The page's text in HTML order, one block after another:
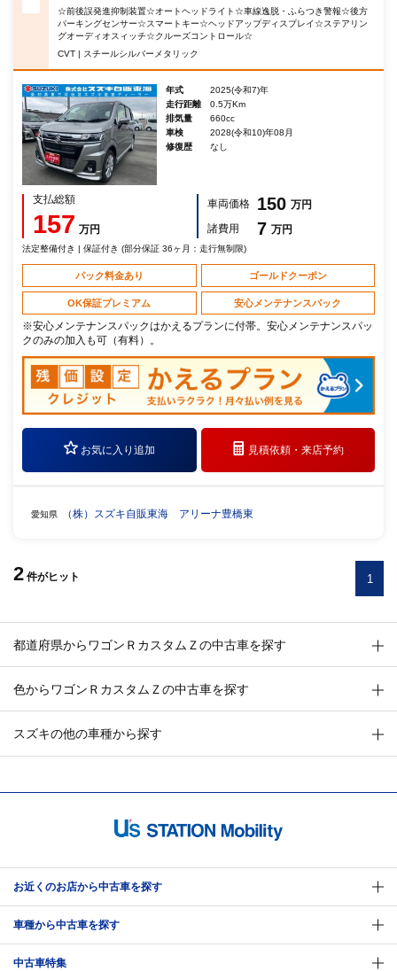
☆前後誤発進抑制装置☆オートヘッドライト☆車線逸脱・ふらつき警報☆後方
パーキングセンサー☆スマートキー☆ヘッドアップディスプレイ☆ステアリン
グオーディオスィッチ☆クルーズコントロール☆
CVT | スチールシルバーメタリック
年式
2025(令和7)年
走行距離
0.5万Km
排気量
660cc
車検
2028(令和10)年08月
修復歴
なし
支払総額
157 万円
車両価格 150 万円
諸費用
7 万円
法定整備付き | 保証付き (部分保証 36ヶ月：走行無制限)
パック料金あり ゴールドクーポン
OK保証プレミアム 安心メンテナンスパック
※安心メンテナンスパックはかえるプランに付帯。安心メンテナンスパッ
クのみの加入も可（有料）。
お気に入り追加 見積依頼・来店予約
愛知県 （株）スズキ自販東海 アリーナ豊橋東
2 件がヒット 1
都道府県からワゴンＲカスタムＺの中古車を探す
色からワゴンＲカスタムＺの中古車を探す
スズキの他の車種から探す
お近くのお店から中古車を探す
車種から中古車を探す
中古車特集